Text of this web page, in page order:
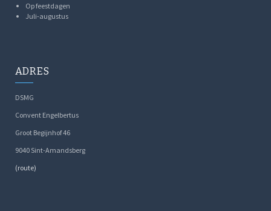
Op feestdagen
Juli-augustus
ADRES
DSMG
Convent Engelbertus
Groot Begijnhof 46
9040 Sint-Amandsberg
(route)